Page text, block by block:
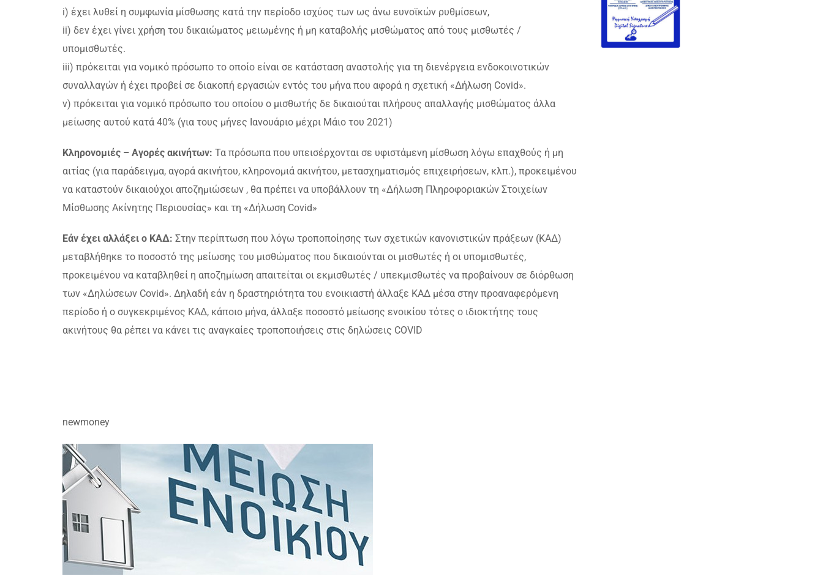
i) έχει λυθεί η συμφωνία μίσθωσης κατά την περίοδο ισχύος των ως άνω ευνοϊκών ρυθμίσεων,
ii) δεν έχει γίνει χρήση του δικαιώματος μειωμένης ή μη καταβολής μισθώματος από τους μισθωτές /
υπομισθωτές.
iii) πρόκειται για νομικό πρόσωπο το οποίο είναι σε κατάσταση αναστολής για τη διενέργεια ενδοκοινοτικών
συναλλαγών ή έχει προβεί σε διακοπή εργασιών εντός του μήνα που αφορά η σχετική «Δήλωση Covid».
v) πρόκειται για νομικό πρόσωπο του οποίου ο μισθωτής δε δικαιούται πλήρους απαλλαγής μισθώματος άλλα
μείωσης αυτού κατά 40% (για τους μήνες Ιανουάριο μέχρι Μάιο του 2021)
Κληρονομιές – Αγορές ακινήτων: Τα πρόσωπα που υπεισέρχονται σε υφιστάμενη μίσθωση λόγω επαχθούς ή μη
αιτίας (για παράδειγμα, αγορά ακινήτου, κληρονομιά ακινήτου, μετασχηματισμός επιχειρήσεων, κλπ.), προκειμένου
να καταστούν δικαιούχοι αποζημιώσεων , θα πρέπει να υποβάλλουν τη «Δήλωση Πληροφοριακών Στοιχείων
Μίσθωσης Ακίνητης Περιουσίας» και τη «Δήλωση Covid»
Εάν έχει αλλάξει ο ΚΑΔ: Στην περίπτωση που λόγω τροποποίησης των σχετικών κανονιστικών πράξεων (ΚΑΔ)
μεταβλήθηκε το ποσοστό της μείωσης του μισθώματος που δικαιούνται οι μισθωτές ή οι υπομισθωτές,
προκειμένου να καταβληθεί η αποζημίωση απαιτείται οι εκμισθωτές / υπεκμισθωτές να προβαίνουν σε διόρθωση
των «Δηλώσεων Covid». Δηλαδή εάν η δραστηριότητα του ενοικιαστή άλλαξε ΚΑΔ μέσα στην προαναφερόμενη
περίοδο ή ο συγκεκριμένος ΚΑΔ, κάποιο μήνα, άλλαξε ποσοστό μείωσης ενοικίου τότες ο ιδιοκτήτης τους
ακινήτους θα ρέπει να κάνει τις αναγκαίες τροποποιήσεις στις δηλώσεις COVID
newmoney